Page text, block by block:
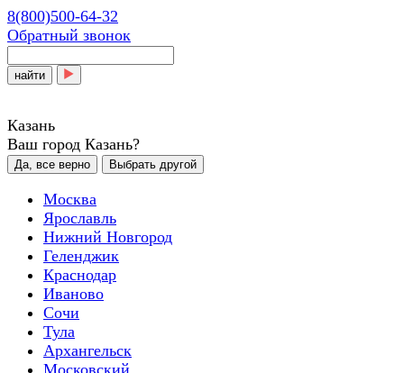
8(800)500-64-32
Обратный звонок
найти
Казань
Ваш город Казань?
Да, все верно Выбрать другой
Москва
Ярославль
Нижний Новгород
Геленджик
Краснодар
Иваново
Сочи
Тула
Архангельск
Московский